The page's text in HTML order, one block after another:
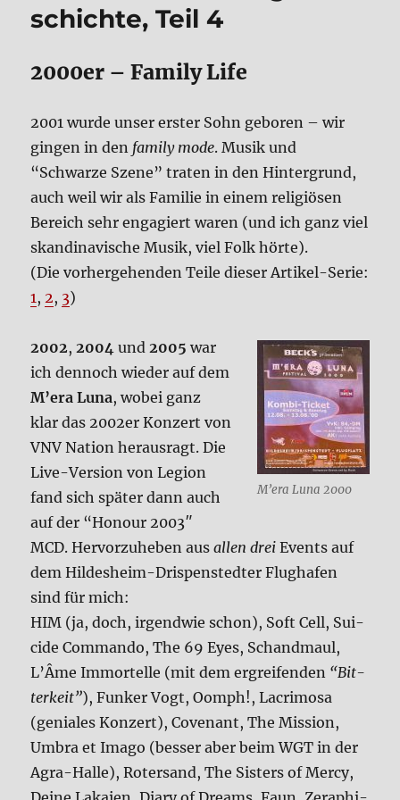
schich­te, Teil 4
2000er – Fami­ly Life
2001 wur­de unser erster Sohn gebo­ren – wir
gin­gen in den fami­ly mode. Musik und
“Schwar­ze Sze­ne” tra­ten in den Hin­ter­grund,
auch weil wir als Fami­lie in einem reli­giö­sen
Bereich sehr enga­giert waren (und ich ganz viel
skan­di­na­vi­sche Musik, viel Folk hör­te).
(Die vor­her­ge­hen­den Tei­le die­ser Arti­kel-Serie:
1,2, 3)
M’era Luna 2000
2002,2004 und2005 war
ich den­noch wie­der auf dem
M’era Luna, wobei ganz
klar das 2002er Kon­zert von
VNV Nati­on her­aus­ragt. Die
Live-Ver­si­on von Legi­on
fand sich spä­ter dann auch
auf der “Honour 2003″
MCD. Her­vor­zu­he­ben ausallen drei Events auf
dem Hil­des­heim-Dri­s­pen­sted­ter Flug­ha­fen
sind für mich:
HIM (ja, doch, irgend­wie schon), Soft Cell, Sui­
ci­de Com­man­do, The 69 Eyes, Schand­maul,
L’Âme Immor­tel­le (mit dem ergrei­fen­den “Bit­
ter­keit”), Fun­ker Vogt, Oomph!, Lacri­mo­sa
(genia­les Kon­zert), Covenant, The Mis­si­on,
Umbra et Ima­go (bes­ser aber beim WGT in der
Agra-Hal­le), Rot­er­sand, The Sisters of Mer­cy,